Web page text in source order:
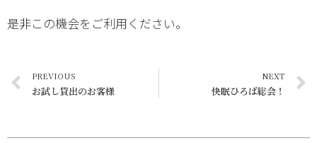
是非この機会をご利用ください。
PREVIOUS
お試し貸出のお客様
NEXT
快眠ひろば総会！